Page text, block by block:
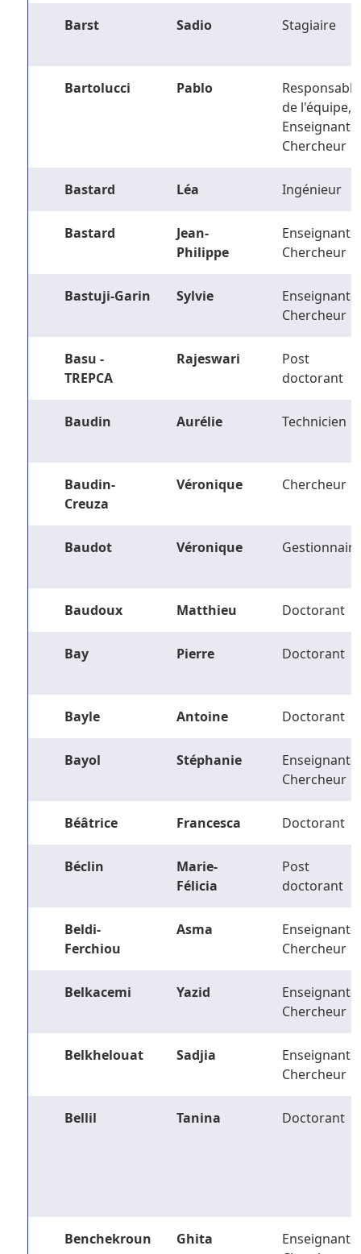
Barst Sadio Stagiaire
Bartolucci Pablo
Responsable
de l'équipe,
Enseignant-
Chercheur
Bastard Léa Ingénieur
Bastard
Jean-
Philippe
Enseignant-
Chercheur
Bastuji-Garin Sylvie
Enseignant-
Chercheur
Basu -
TREPCA
Rajeswari
Post
doctorant
Baudin Aurélie Technicien
Baudin-
Creuza
Véronique Chercheur
Baudot Véronique Gestionnaire
Baudoux Matthieu Doctorant
Bay Pierre Doctorant
Bayle Antoine Doctorant
Bayol Stéphanie
Enseignant-
Chercheur
Béâtrice Francesca Doctorant
Béclin
Marie-
Félicia
Post
doctorant
Beldi-
Ferchiou
Asma
Enseignant-
Chercheur
Belkacemi Yazid
Enseignant-
Chercheur
Belkhelouat Sadjia
Enseignant-
Chercheur
Bellil Tanina Doctorant
Benchekroun Ghita
Enseignant-